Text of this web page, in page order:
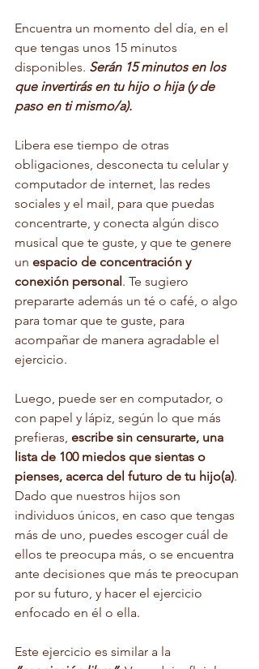
Encuentra un momento del día, en el
que tengas unos 15 minutos
disponibles. Serán 15 minutos en los
que invertirás en tu hijo o hija (y de
paso en ti mismo/a).
Libera ese tiempo de otras
obligaciones, desconecta tu celular y
computador de internet, las redes
sociales y el mail, para que puedas
concentrarte, y conecta algún disco
musical que te guste, y que te genere
un espacio de concentración y
conexión personal. Te sugiero
prepararte además un té o café, o algo
para tomar que te guste, para
acompañar de manera agradable el
ejercicio.
Luego, puede ser en computador, o
con papel y lápiz, según lo que más
prefieras, escribe sin censurarte, una
lista de 100 miedos que sientas o
pienses, acerca del futuro de tu hijo(a).
Dado que nuestros hijos son
individuos únicos, en caso que tengas
más de uno, puedes escoger cuál de
ellos te preocupa más, o se encuentra
ante decisiones que más te preocupan
por su futuro, y hacer el ejercicio
enfocado en él o ella.
Este ejercicio es similar a la